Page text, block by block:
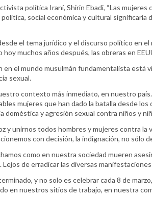
política Iraní, Shirin Ebadi, “Las
social económica y cultural
el tema jurídico y el discurso político en
muchos años después, las obreras en
en el mundo musulmán fundamentalista está
sexual.
contexto más inmediato, en nuestro
mujeres que han dado la batalla desde
doméstica y agresión sexual contra niños y
y unirnos todos hombres y mujeres contra
con decisión, la indignación, no sólo
como en nuestra sociedad mueren
Lejos de erradicar las diversas
y no solo es celebrar cada 8 de
en nuestros sitios de trabajo, en nuestra